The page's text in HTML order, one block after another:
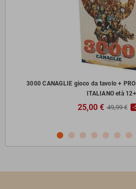
3000 CANAGLIE gioco da tavolo +
ITALIANO età 12+
25,00 € 49,99 € -